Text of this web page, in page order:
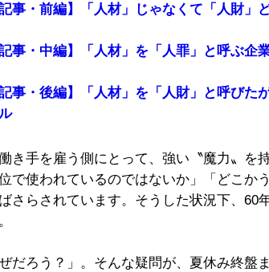
記事・前編】「人材」じゃなくて「人財
記事・中編】「人材」を「人罪」と呼ぶ
記事・後編】「人材」を「人財」と呼び
働き手を雇う側にとって、強い〝魔力〟を
位で使われているのではないか」「どこか
さらされています。そうした状況下、60
ぜだろう？」。そんな疑問が、夏休み終盤